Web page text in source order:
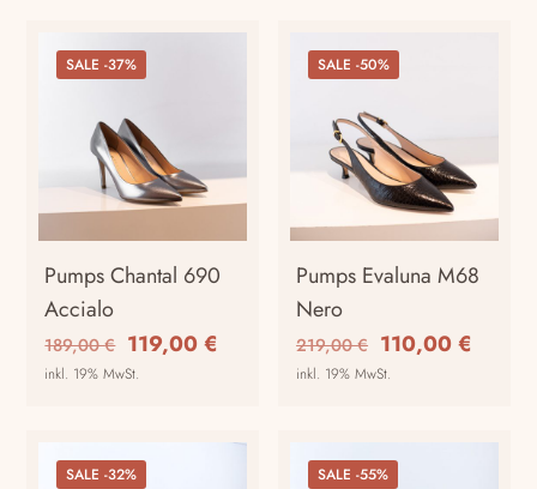
SALE -37%
Pumps Chantal 690
Accialo
189,00€ Ursprünglicher
Preis
119,00€ Aktueller
inkl. 19% MwSt.
weist
SALE -50%
Pumps Evaluna M68
Nero
219,00€ Ursprünglicher
Preis
110,00€
inkl. 19% MwSt.
weist
SALE -32% SALE -55%